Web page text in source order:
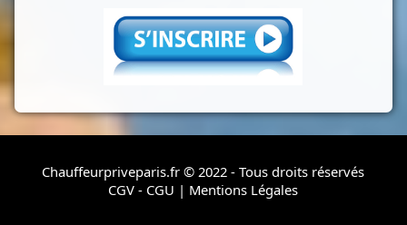
Chauffeurpriveparis.fr © 2022 - Tous droits réservés
CGV - CGU | Mentions Légales